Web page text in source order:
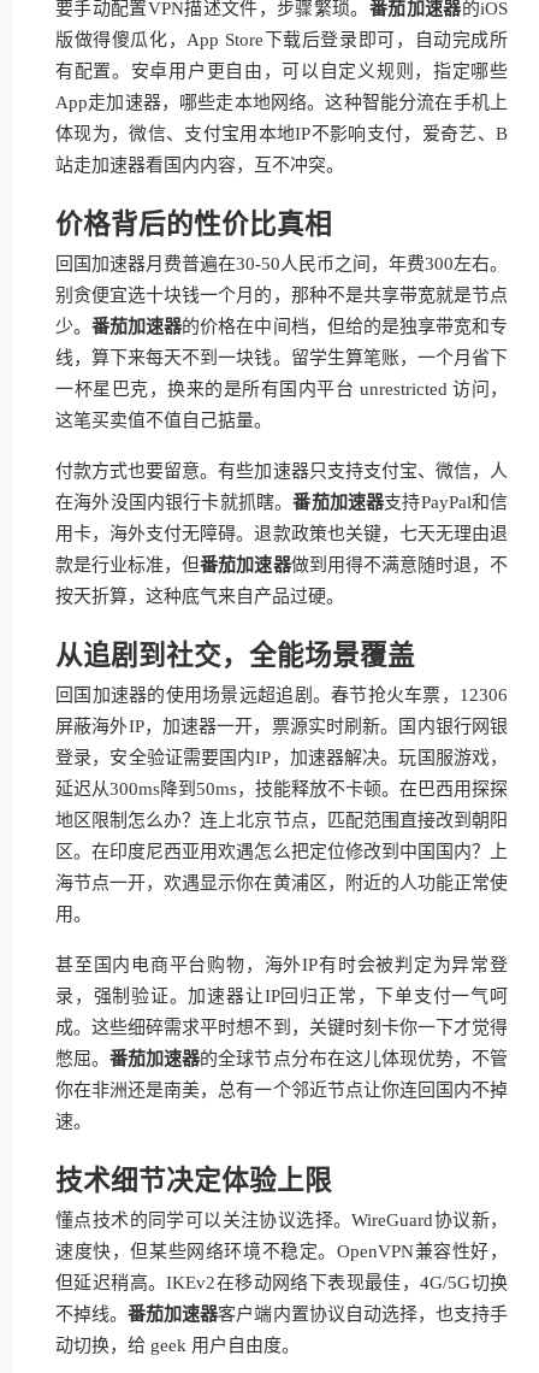
要手动配置VPN描述文件，步骤繁琐。 番茄加速器的iOS
版做得傻瓜化，App Store下载后登录即可，自动完成所
有配置。安卓用户更自由，可以自定义规则，指定哪些
App走加速器，哪些走本地网络。这种智能分流在手机上
体现为，微信、支付宝用本地IP不影响支付，爱奇艺、B
站走加速器看国内内容，互不冲突。
价格背后的性价比真相
回国加速器月费普遍在30-50人民币之间，年费300左右。
别贪便宜选十块钱一个月的，那种不是共享带宽就是节点
少。番茄加速器的价格在中间档，但给的是独享带宽和专
线，算下来每天不到一块钱。留学生算笔账，一个月省下
一杯星巴克，换来的是所有国内平台 unrestricted 访问，
这笔买卖值不值自己掂量。
付款方式也要留意。有些加速器只支持支付宝、微信，人
在海外没国内银行卡就抓瞎。番茄加速器支持PayPal和信
用卡，海外支付无障碍。退款政策也关键，七天无理由退
款是行业标准，但番茄加速器做到用得不满意随时退，不
按天折算，这种底气来自产品过硬。
从追剧到社交，全能场景覆盖
回国加速器的使用场景远超追剧。春节抢火车票，12306
屏蔽海外IP，加速器一开，票源实时刷新。国内银行网银
登录，安全验证需要国内IP，加速器解决。玩国服游戏，
延迟从300ms降到50ms，技能释放不卡顿。在巴西用探探
地区限制怎么办？连上北京节点，匹配范围直接改到朝阳
区。在印度尼西亚用欢遇怎么把定位修改到中国国内？上
海节点一开，欢遇显示你在黄浦区，附近的人功能正常使
用。
甚至国内电商平台购物，海外IP有时会被判定为异常登
录，强制验证。加速器让IP回归正常，下单支付一气呵
成。这些细碎需求平时想不到，关键时刻卡你一下才觉得
憋屈。番茄加速器的全球节点分布在这儿体现优势，不管
你在非洲还是南美，总有一个邻近节点让你连回国内不掉
速。
技术细节决定体验上限
懂点技术的同学可以关注协议选择。WireGuard协议新，
速度快，但某些网络环境不稳定。OpenVPN兼容性好，
但延迟稍高。IKEv2在移动网络下表现最佳，4G/5G切换
不掉线。番茄加速器客户端内置协议自动选择，也支持手
动切换，给 geek 用户自由度。